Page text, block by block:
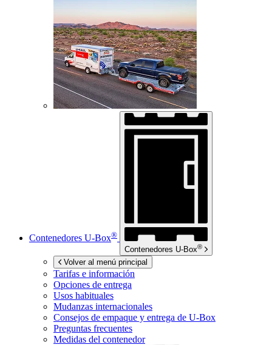
Contenedores U-Box®
Contenedores U-Box®
Volver al menú principal
Tarifas e información
Opciones de entrega
Usos habituales
Mudanzas internacionales
Consejos de empaque y entrega de U-Box
Preguntas frecuentes
Medidas del contenedor